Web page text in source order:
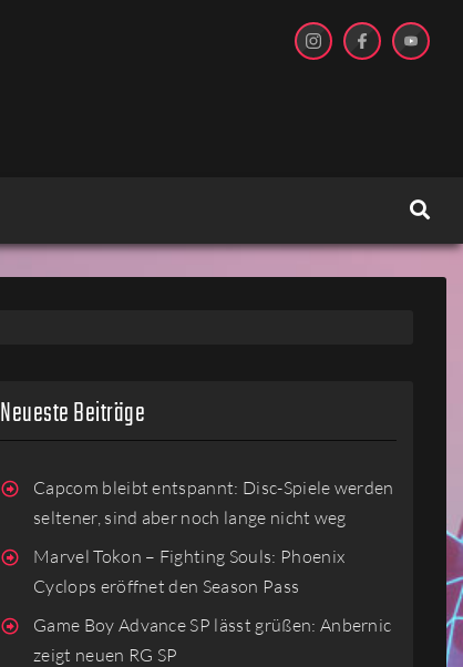
Neueste Beiträge
Capcom bleibt entspannt: Disc-Spiele werden
seltener, sind aber noch lange nicht weg
Marvel Tokon – Fighting Souls: Phoenix
Cyclops eröffnet den Season Pass
Game Boy Advance SP lässt grüßen: Anbernic
zeigt neuen RG SP